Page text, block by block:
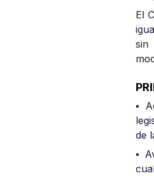
El
sin
▪
de
▪